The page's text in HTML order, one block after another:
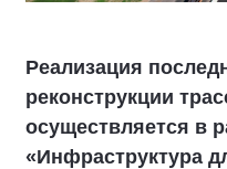
Реализация
реконструкции
осуществляется в
«Инфраструктура